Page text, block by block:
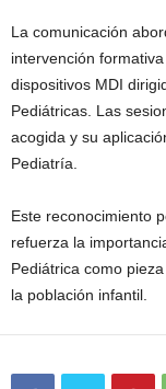
La comunicación
intervención
dispositivos MDI
Pediátricas. Las
acogida y su
Pediatría.
Este reconocimiento
refuerza la
Pediátrica como
la población infantil.